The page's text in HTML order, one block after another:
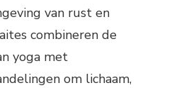
van rust en
combineren de
yoga met
om lichaam,